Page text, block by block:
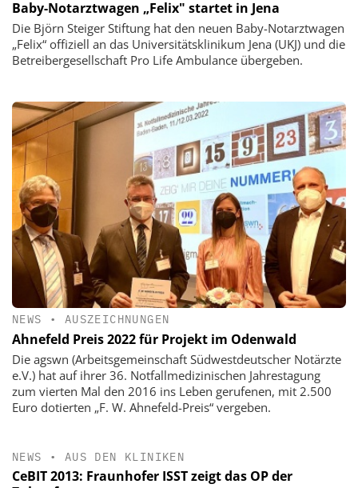
Baby-Notarztwagen „Felix" startet in Jena
Die Björn Steiger Stiftung hat den neuen Baby-Notarztwagen
„Felix“ offiziell an das Universitätsklinikum Jena (UKJ) und die
Betreibergesellschaft Pro Life Ambulance übergeben.
NEWS • AUSZEICHNUNGEN
Ahnefeld Preis 2022 für Projekt im Odenwald
Die agswn (Arbeitsgemeinschaft Südwestdeutscher Notärzte
e.V.) hat auf ihrer 36. Notfallmedizinischen Jahrestagung
zum vierten Mal den 2016 ins Leben gerufenen, mit 2.500
Euro dotierten „F. W. Ahnefeld-Preis“ vergeben.
NEWS • AUS DEN KLINIKEN
CeBIT 2013: Fraunhofer ISST zeigt das OP der